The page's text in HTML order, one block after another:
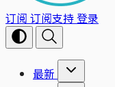
订阅 订阅支持登录
最新